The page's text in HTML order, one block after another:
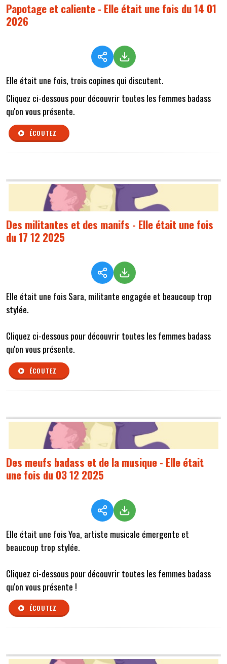
Papotage et caliente - Elle était une fois du 14 01
2026
Elle était une fois, trois copines qui discutent.
Cliquez ci-dessous pour découvrir toutes les femmes badass
qu'on vous présente.
ÉCOUTEZ
Des militantes et des manifs - Elle était une fois
du 17 12 2025
Elle était une fois Sara, militante engagée et beaucoup trop
stylée.
Cliquez ci-dessous pour découvrir toutes les femmes badass
qu'on vous présente.
ÉCOUTEZ
Des meufs badass et de la musique - Elle était
une fois du 03 12 2025
Elle était une fois Yoa, artiste musicale émergente et
beaucoup trop stylée.
Cliquez ci-dessous pour découvrir toutes les femmes badass
qu'on vous présente !
ÉCOUTEZ